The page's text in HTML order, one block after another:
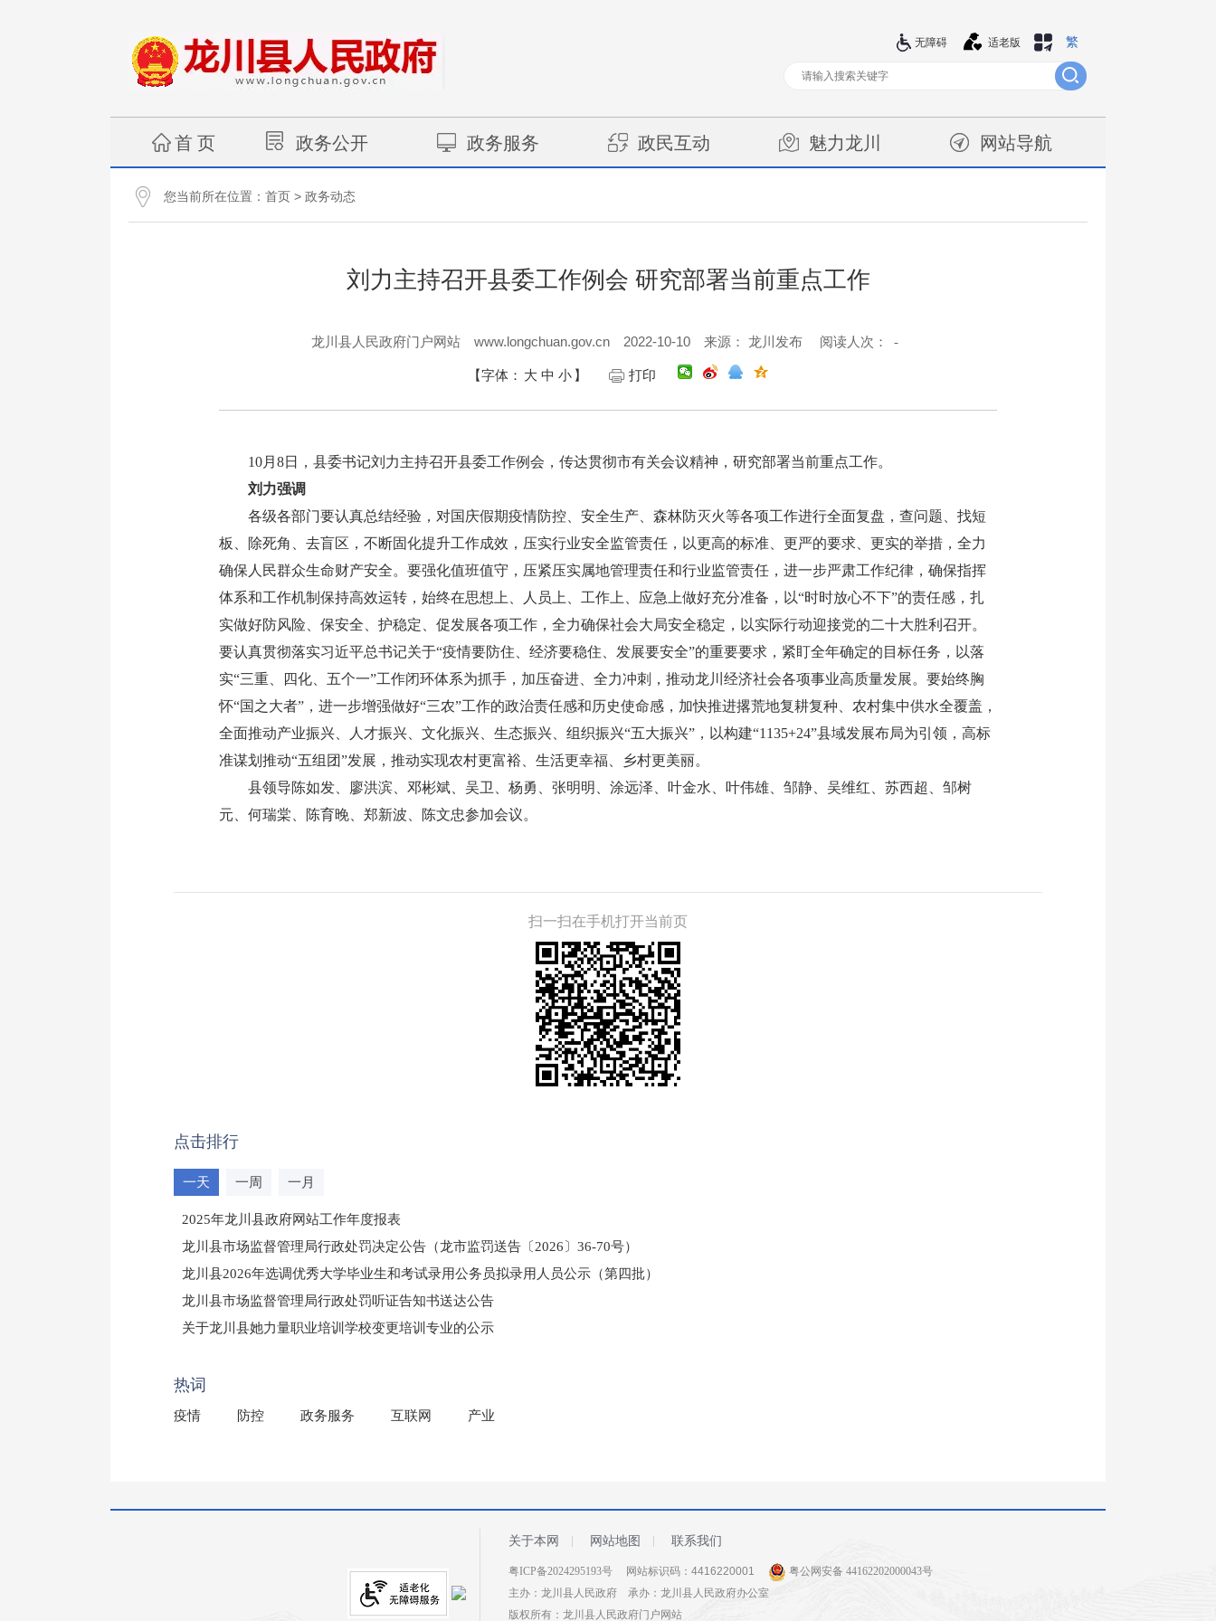
繁
适老版
无障碍
首 页 政务公开 政务服务 政民互动 魅力龙川 网站导航
您当前所在位置： 首页 > 政务动态
刘力主持召开县委工作例会 研究部署当前重点工作
龙川县人民政府门户网站 www.longchuan.gov.cn 2022-10-10 来源： 龙川发布 阅读人次： -
【字体： 大 中 小 】 打印
10月8日，县委书记刘力主持召开县委工作例会，传达贯彻市有关会议精神，研究部署当前重点工作。
刘力强调
各级各部门要认真总结经验，对国庆假期疫情防控、安全生产、森林防灭火等各项工作进行全面复盘，查问题、找短
板、除死角、去盲区，不断固化提升工作成效，压实行业安全监管责任，以更高的标准、更严的要求、更实的举措，全力
确保人民群众生命财产安全。要强化值班值守，压紧压实属地管理责任和行业监管责任，进一步严肃工作纪律，确保指挥
体系和工作机制保持高效运转，始终在思想上、人员上、工作上、应急上做好充分准备，以“时时放心不下”的责任感，扎
实做好防风险、保安全、护稳定、促发展各项工作，全力确保社会大局安全稳定，以实际行动迎接党的二十大胜利召开。
要认真贯彻落实习近平总书记关于“疫情要防住、经济要稳住、发展要安全”的重要要求，紧盯全年确定的目标任务，以落
实“三重、四化、五个一”工作闭环体系为抓手，加压奋进、全力冲刺，推动龙川经济社会各项事业高质量发展。要始终胸
怀“国之大者”，进一步增强做好“三农”工作的政治责任感和历史使命感，加快推进撂荒地复耕复种、农村集中供水全覆盖，
全面推动产业振兴、人才振兴、文化振兴、生态振兴、组织振兴“五大振兴”，以构建“1135+24”县域发展布局为引领，高标
准谋划推动“五组团”发展，推动实现农村更富裕、生活更幸福、乡村更美丽。
县领导陈如发、廖洪滨、邓彬斌、吴卫、杨勇、张明明、涂远泽、叶金水、叶伟雄、邹静、吴维红、苏西超、邹树
元、何瑞棠、陈育晚、郑新波、陈文忠参加会议。
扫一扫在手机打开当前页
点击排行
一天 一周 一月
2025年龙川县政府网站工作年度报表
龙川县市场监督管理局行政处罚决定公告（龙市监罚送告〔2026〕36-70号）
龙川县2026年选调优秀大学毕业生和考试录用公务员拟录用人员公示（第四批）
龙川县市场监督管理局行政处罚听证告知书送达公告
（龙市监罚送告〔2026〕71号）
关于龙川县她力量职业培训学校变更培训专业的公示
热词
疫情 防控 政务服务 互联网 产业
关于本网 网站地图 联系我们
粤ICP备2024295193号 网站标识码：4416220001
粤公网安备 44162202000043号
主办：龙川县人民政府 承办：龙川县人民政府办公室
版权所有：龙川县人民政府门户网站